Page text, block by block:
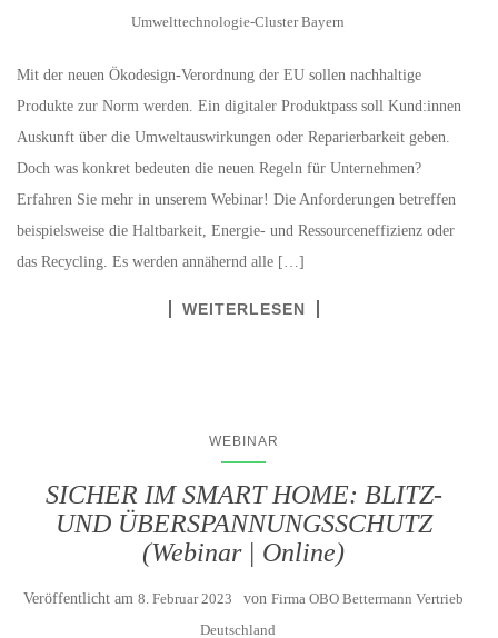
Umwelttechnologie-Cluster Bayern
Mit der neuen Ökodesign-Verordnung der EU sollen nachhaltige
Produkte zur Norm werden. Ein digitaler Produktpass soll Kund:innen
Auskunft über die Umweltauswirkungen oder Reparierbarkeit geben.
Doch was konkret bedeuten die neuen Regeln für Unternehmen?
Erfahren Sie mehr in unserem Webinar! Die Anforderungen betreffen
beispielsweise die Haltbarkeit, Energie- und Ressourceneffizienz oder
das Recycling. Es werden annähernd alle […]
WEITERLESEN
WEBINAR
SICHER IM SMART HOME: BLITZ-
UND ÜBERSPANNUNGSSCHUTZ
(Webinar | Online)
Veröffentlicht am 8. Februar 2023 von Firma OBO Bettermann Vertrieb
Deutschland